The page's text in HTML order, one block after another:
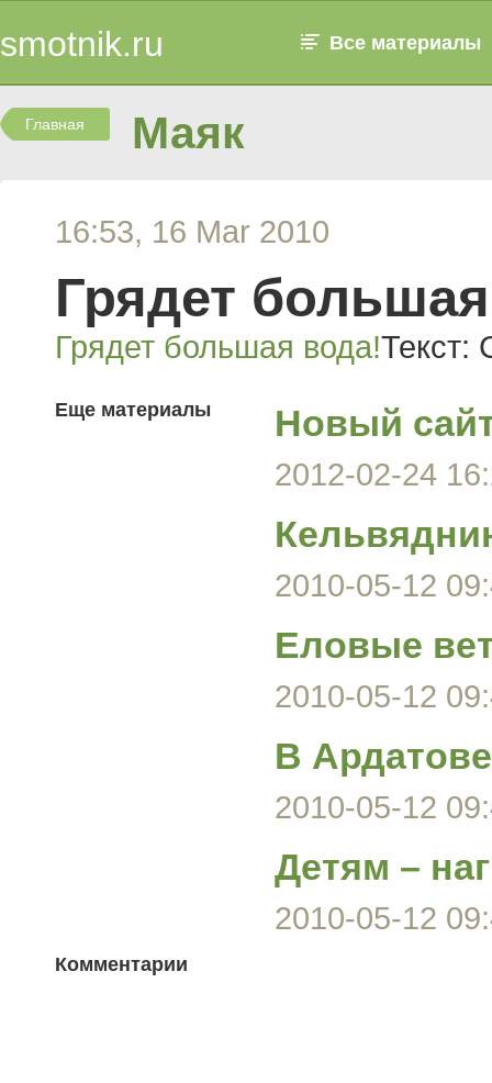
smotnik.ru Все материалы
Главная Маяк
16:53, 16 Mar 2010
Грядет
Грядет большая вода!Текст:
Еще материалы Новый
2012-02-24
2010-05-12
Еловые
2010-05-12
В
2010-05-12
Детям –
2010-05-12
Комментарии